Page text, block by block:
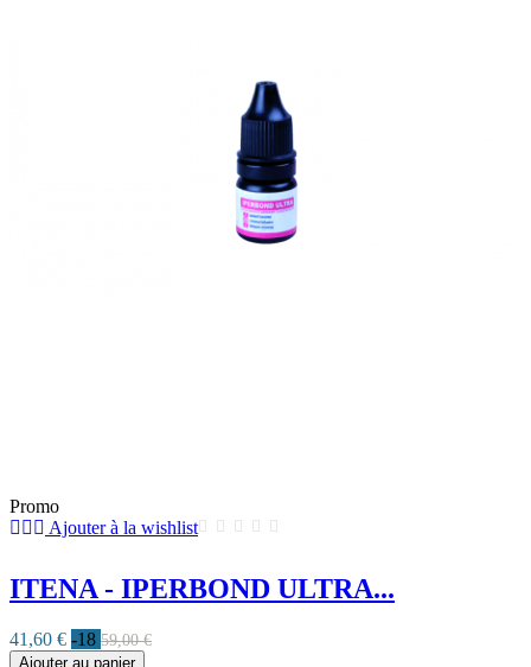
Promo
Ajouter à la wishlist
ITENA - IPERBOND ULTRA...
41,60 € -18 59,00 €
Ajouter au panier